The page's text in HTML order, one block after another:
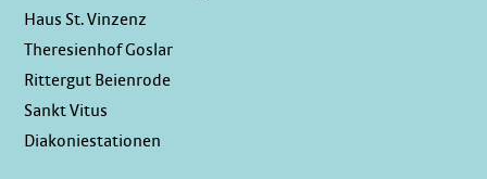
Haus St. Vinzenz
Theresienhof Goslar
Rittergut Beienrode
Sankt Vitus
Diakoniestationen